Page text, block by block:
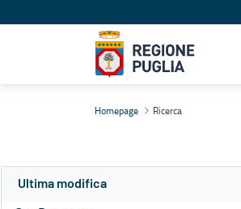
Homepage Ricerca
Ultima modifica